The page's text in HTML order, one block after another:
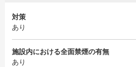
対策
あり
施設内における全面禁煙の有無
あり